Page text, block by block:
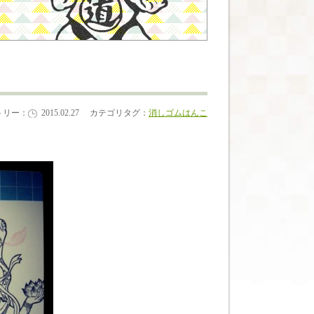
ー： 2015.02.27 カテゴリタグ： 消しゴムはんこ